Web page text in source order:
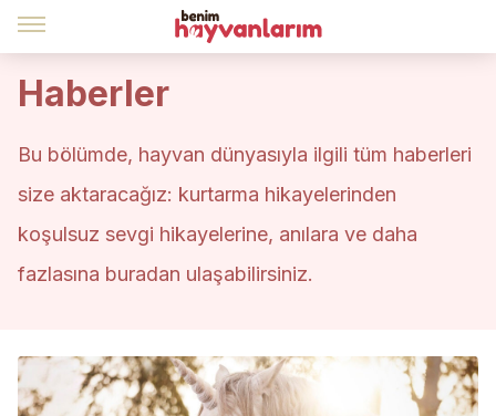
Haberler
Bu bölümde, hayvan dünyasıyla ilgili tüm haberleri
size aktaracağız: kurtarma hikayelerinden
koşulsuz sevgi hikayelerine, anılara ve daha
fazlasına buradan ulaşabilirsiniz.